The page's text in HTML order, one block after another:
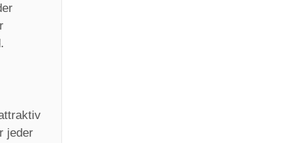
jeder